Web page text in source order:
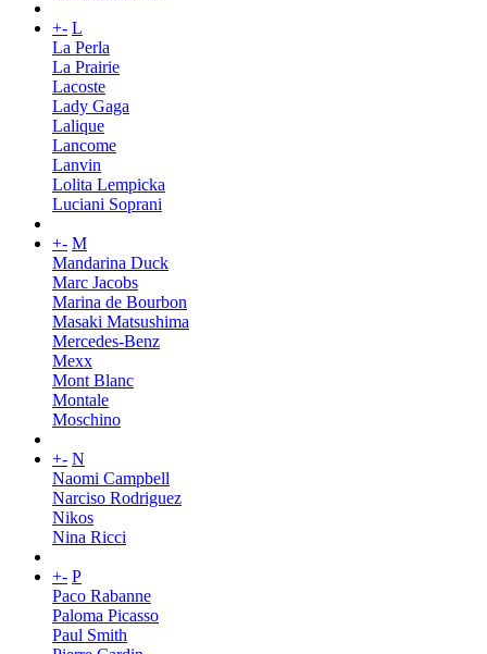
+- L
La Perla
La Prairie
Lacoste
Lady Gaga
Lalique
Lancome
Lanvin
Lolita Lempicka
Luciani Soprani
+- M
Mandarina Duck
Marc Jacobs
Marina de Bourbon
Masaki Matsushima
Mercedes-Benz
Mexx
Mont Blanc
Montale
Moschino
+- N
Naomi Campbell
Narciso Rodriguez
Nikos
Nina Ricci
+- P
Paco Rabanne
Paloma Picasso
Paul Smith